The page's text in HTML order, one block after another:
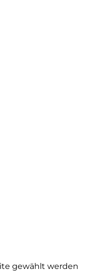
gewählt werden